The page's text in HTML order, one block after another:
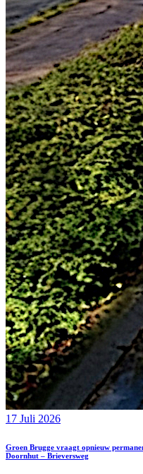
17 Juli 2026
Groen Brugge vraagt opnieuw
Doornhut – Brieversweg